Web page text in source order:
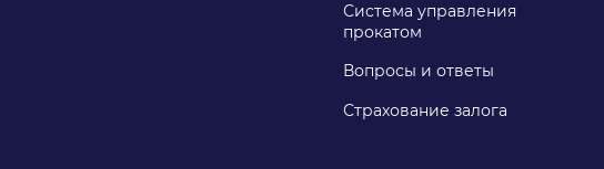
Система управления
прокатом
Вопросы и ответы
Страхование залога